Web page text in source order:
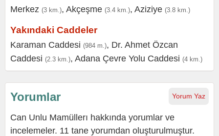
Merkez (3 km.), Akçeşme (3.4 km.), Aziziye (3.8 km.)
Yakındaki Caddeler
Karaman Caddesi (984 m.), Dr. Ahmet Özcan
Caddesi (2.3 km.), Adana Çevre Yolu Caddesi (4 km.)
Yorum Yaz
Yorumlar
Can Unlu Mamüllerı hakkında yorumlar ve
incelemeler. 11 tane yorumdan oluşturulmuştur.